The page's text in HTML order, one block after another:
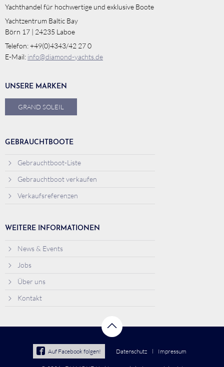
Yachthandel für hochwertige und exklusive Boote
Yachtzentrum Baltic Bay
Börn 17 | 24235 Laboe
Telefon: +49(0)4343/42 27 0
E-Mail: info@diamond-yachts.de
UNSERE MARKEN
GRAND SOLEIL
GEBRAUCHTBOOTE
Gebrauchtboot-Liste
Gebrauchtboot verkaufen
Verkaufsreferenzen
WEITERE INFORMATIONEN
News & Events
Jobs
Über uns
Kontakt
Auf Facebook folgen! Datenschutz Impressum